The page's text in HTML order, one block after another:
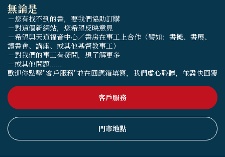
無論是
－您有找不到的書，要我們協助訂購
－對這個新網站，您希望反映意見
－希望與天道福音中心／書房在事工上合作（譬如：書攤、書展、
讀書會、講座、或其他基督教事工）
－對我們的事工有疑問，想了解更多
－或其他問題......
歡迎你點擊"客戶服務"並在回應箱填寫，我們虛心聆聽，並盡快回覆
客戶服務
門市地點